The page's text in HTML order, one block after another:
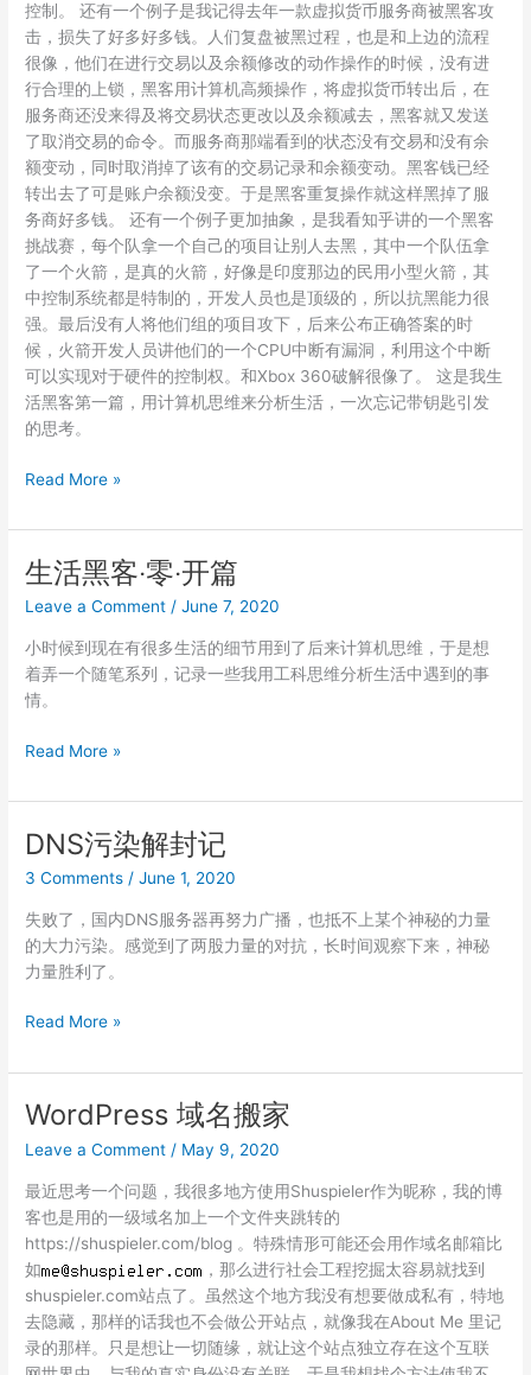
控制。 还有一个例子是我记得去年一款虚拟货币服务商被黑客攻
击，损失了好多好多钱。人们复盘被黑过程，也是和上边的流程
很像，他们在进行交易以及余额修改的动作操作的时候，没有进
行合理的上锁，黑客用计算机高频操作，将虚拟货币转出后，在
服务商还没来得及将交易状态更改以及余额减去，黑客就又发送
了取消交易的命令。而服务商那端看到的状态没有交易和没有余
额变动，同时取消掉了该有的交易记录和余额变动。黑客钱已经
转出去了可是账户余额没变。于是黑客重复操作就这样黑掉了服
务商好多钱。 还有一个例子更加抽象，是我看知乎讲的一个黑客
挑战赛，每个队拿一个自己的项目让别人去黑，其中一个队伍拿
了一个火箭，是真的火箭，好像是印度那边的民用小型火箭，其
中控制系统都是特制的，开发人员也是顶级的，所以抗黑能力很
强。最后没有人将他们组的项目攻下，后来公布正确答案的时
候，火箭开发人员讲他们的一个CPU中断有漏洞，利用这个中断
可以实现对于硬件的控制权。和Xbox 360破解很像了。 这是我生
活黑客第一篇，用计算机思维来分析生活，一次忘记带钥匙引发
的思考。
生
黑
客‧
一‧
忘
钥
匙
Read More »
生活黑客‧零‧开篇
Leave a Comment /June 7, 2020
小时候到现在有很多生活的细节用到了后来计算机思维，于是想
着弄一个随笔系列，记录一些我用工科思维分析生活中遇到的事
情。
生
黑
零‧
开
Read More »
DNS污染解封记
3 Comments /June 1, 2020
失败了，国内DNS服务器再努力广播，也抵不上某个神秘的力量
的大力污染。感觉到了两股力量的对抗，长时间观察下来，神秘
力量胜利了。
DNS
染
解
封
记
Read More »
WordPress 域名搬家
Leave a Comment / May 9, 2020
最近思考一个问题，我很多地方使用Shuspieler作为昵称，我的博
客也是用的一级域名加上一个文件夹跳转的
https://shuspieler.com/blog 。特殊情形可能还会用作域名邮箱比
如
，那么进行社会工程挖掘太容易就找到
shuspieler.com站点了。虽然这个地方我没有想要做成私有，特地
去隐藏，那样的话我也不会做公开站点，就像我在About Me 里记
录的那样。只是想让一切随缘，就让这个站点独立存在这个互联